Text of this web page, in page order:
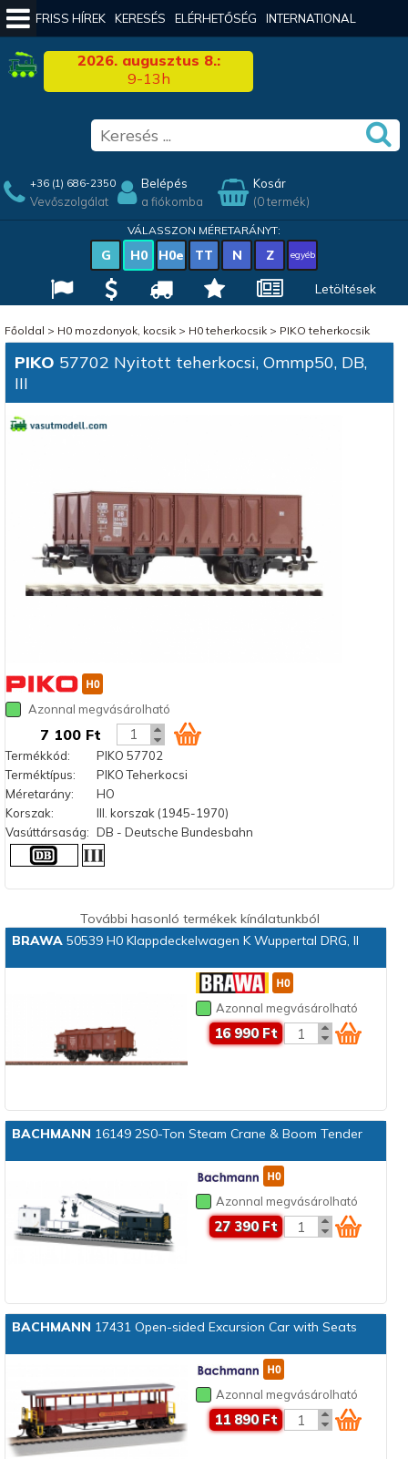
FRISS HÍREK KERESÉS ELÉRHETŐSÉG INTERNATIONAL
2026. augusztus 8.:
9-13h
+36 (1) 686-2350
Vevőszolgálat
Belépés
a fiókomba
Kosár
(0 termék)
VÁLASSZON MÉRETARÁNYT:
G H0 H0e TT N Z egyéb
Letöltések
Főoldal > H0 mozdonyok, kocsik> H0 teherkocsik> PIKO teherkocsik
PIKO 57702 Nyitott teherkocsi, Ommp50, DB,
III
Azonnal megvásárolható
7 100 Ft
Termékkód:
PIKO 57702
Terméktípus:
PIKO Teherkocsi
Méretarány:
HO
Korszak:
III. korszak (1945-1970)
Vasúttársaság: DB - Deutsche Bundesbahn
További hasonló termékek kínálatunkból
BRAWA50539 H0 Klappdeckelwagen K Wuppertal DRG, II
Azonnal megvásárolható
16 990 Ft
BACHMANN 16149 2S0-Ton Steam Crane & Boom Tender
Azonnal megvásárolható
27 390 Ft
BACHMANN 17431 Open-sided Excursion Car with Seats
Azonnal megvásárolható
11 890 Ft